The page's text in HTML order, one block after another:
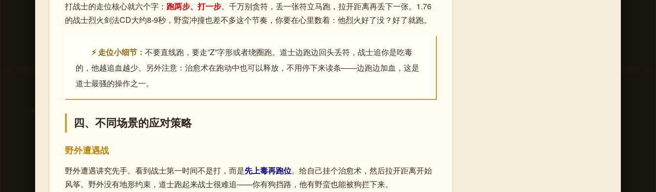
打战士的走位核心就六个字： 跑两步、打一步。千万别贪符，丢一张符立马跑，拉开距离再丢下一张。1.76
的战士烈火剑法CD大约8-9秒，野蛮冲撞也差不多这个节奏，你要在心里数着：他烈火好了没？好了就跑。
⚡ 走位小细节： 不要直线跑，要走”Z”字形或者绕圈跑。道士边跑边回头丢符，战士追你是吃毒
的，他越追血越少。另外注意：治愈术在跑动中也可以释放，不用停下来读条——边跑边加血，这是
道士最骚的操作之一。
四、不同场景的应对策略
野外遭遇战
野外遭遇讲究先手。看到战士第一时间不是打，而是先上毒再跑位。给自己挂个治愈术，然后拉开距离开始
风筝。野外没有地形约束，道士跑起来战士很难追——你有狗挡路，他有野蛮也能被狗拦下来。